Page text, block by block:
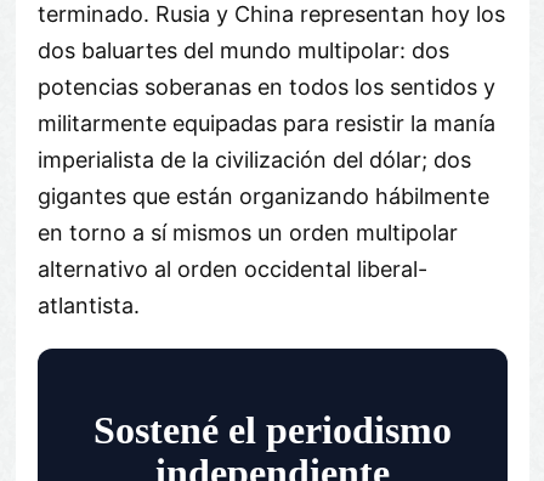
terminado. Rusia y China representan hoy los
dos baluartes del mundo multipolar: dos
potencias soberanas en todos los sentidos y
militarmente equipadas para resistir la manía
imperialista de la civilización del dólar; dos
gigantes que están organizando hábilmente
en torno a sí mismos un orden multipolar
alternativo al orden occidental liberal-
atlantista.
Sostené el periodismo